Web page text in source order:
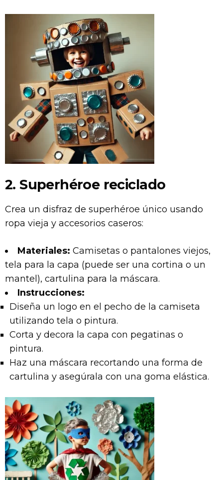
2. Superhéroe reciclado
Crea un disfraz de superhéroe único usando
ropa vieja y accesorios caseros:
Materiales: Camisetas o pantalones viejos,
tela para la capa (puede ser una cortina o un
mantel), cartulina para la máscara.
Instrucciones:
Diseña un logo en el pecho de la camiseta
utilizando tela o pintura.
Corta y decora la capa con pegatinas o
pintura.
Haz una máscara recortando una forma de
cartulina y asegúrala con una goma elástica.